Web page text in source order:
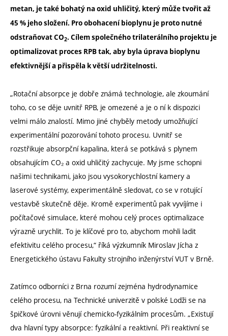
metan, je také bohatý na oxid uhličitý, který může tvořit až
45 % jeho složení. Pro obohacení bioplynu je proto nutné
odstraňovat CO2. Cílem společného trilaterálního projektu je
optimalizovat proces RPB tak, aby byla úprava bioplynu
efektivnější a přispěla k větší udržitelnosti.
„Rotační absorpce je dobře známá technologie, ale zkoumání
toho, co se děje uvnitř RPB, je omezené a je o ní k dispozici
velmi málo znalostí. Mimo jiné chyběly metody umožňující
experimentální pozorování tohoto procesu. Uvnitř se
rozstřikuje absorpční kapalina, která se potkává s plynem
obsahujícím CO₂ a oxid uhličitý zachycuje. My jsme schopni
našimi technikami, jako jsou vysokorychlostní kamery a
laserové systémy, experimentálně sledovat, co se v rotující
vestavbě skutečně děje. Kromě experimentů pak vyvíjíme i
počítačové simulace, které mohou celý proces optimalizace
výrazně urychlit. To je klíčové pro to, abychom mohli ladit
efektivitu celého procesu,“ říká výzkumník Miroslav Jícha z
Energetického ústavu Fakulty strojního inženýrství VUT v Brně.
Zatímco odborníci z Brna rozumí zejména hydrodynamice
celého procesu, na Technické univerzitě v polské Lodži se na
špičkové úrovni věnují chemicko-fyzikálním procesům. „Existují
dva hlavní typy absorpce: fyzikální a reaktivní. Při reaktivní se